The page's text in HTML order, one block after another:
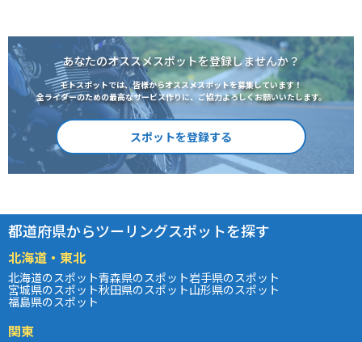
あなたのオススメスポットを登録しませんか？
モトスポットでは、皆様からオススメスポットを募集しています！
全ライダーのための最高なサービス作りに、ご協力よろしくお願いいたします。
スポットを登録する
都道府県からツーリングスポットを探す
北海道・東北
北海道のスポット青森県のスポット岩手県のスポット
宮城県のスポット秋田県のスポット山形県のスポット
福島県のスポット
関東